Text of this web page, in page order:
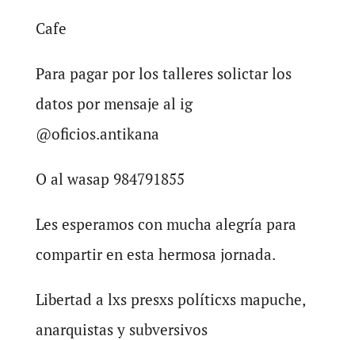
Cafe
Para pagar por los talleres solictar los
datos por mensaje al ig
@oficios.antikana
O al wasap 984791855
Les esperamos con mucha alegría para
compartir en esta hermosa jornada.
Libertad a lxs presxs políticxs mapuche,
anarquistas y subversivos